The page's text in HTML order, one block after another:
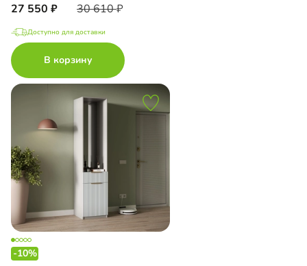
27 550 30 610
Доступно для доставки
В корзину
-10%